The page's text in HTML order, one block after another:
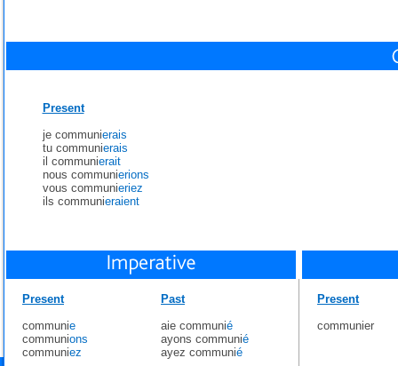
Present
je communierais
tu communierais
il communierait
nous communierions
vous communieriez
ils communieraient
Present
communie
communions
communiez
Past
aie communié
ayons communié
ayez communié
Present
communier